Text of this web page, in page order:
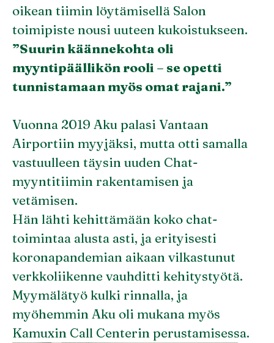
oikean tiimin löytämisellä Salon
toimipiste nousi uuteen kukoistukseen.
”Suurin käännekohta oli
myyntipäällikön rooli – se opetti
tunnistamaan myös omat rajani.”
Vuonna 2019 Aku palasi Vantaan
Airportiin myyjäksi, mutta otti samalla
vastuulleen täysin uuden Chat-
myyntitiimin rakentamisen ja
vetämisen.
Hän lähti kehittämään koko chat-
toimintaa alusta asti, ja erityisesti
koronapandemian aikaan vilkastunut
verkkoliikenne vauhditti kehitystyötä.
Myymälätyö kulki rinnalla, ja
myöhemmin Aku oli mukana myös
Kamuxin Call Centerin perustamisessa.